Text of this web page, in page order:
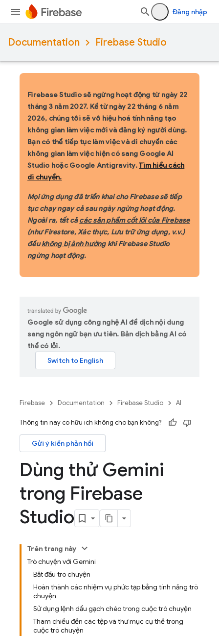
Đăng nhập
Documentation Firebase Studio
Firebase Studio sẽ ngừng hoạt động từ ngày 22
tháng 3 năm 2027. Kể từ ngày 22 tháng 6 năm
2026, chúng tôi sẽ vô hiệu hoá tính năng tạo
không gian làm việc mới và đăng ký người dùng.
Bạn có thể tiếp tục làm việc và di chuyển các
không gian làm việc hiện có sang Google AI
Studio hoặc Google Antigravity.Tìm hiểu cách
di chuyển.
Mọi ứng dụng đã triển khai cho Firebase sẽ tiếp
tục chạy ngay cả sau ngày ngừng hoạt động.
Ngoài ra, tất cảcác sản phẩm cốt lõi của Firebase
(như Firestore, Xác thực, Lưu trữ ứng dụng, v.v.)
đềukhông bị ảnh hưởngkhi Firebase Studio
ngừng hoạt động.
Google sử dụng công nghệ AI để dịch nội dung
sang ngôn ngữ bạn ưu tiên. Bản dịch bằng AI có
thể có lỗi.
Firebase Documentation Firebase Studio AI
Thông tin này có hữu ích không cho bạn không?
Gửi ý kiến phản hồi
Dùng thử Gemini
trong Firebase
Studio
Trên trang này
Trò chuyện với Gemini
Bắt đầu trò chuyện
Hoàn thành các nhiệm vụ phức tạp bằng tính năng trò
chuyện
Sử dụng lệnh dấu gạch chéo trong cuộc trò chuyện
Tham chiếu đến các tệp và thư mục cụ thể trong
cuộc trò chuyện